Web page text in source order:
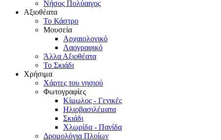
Νήσος Πολύαιγος
Αξιοθέατα
Το Κάστρο
Μουσεία
Αρχαιολογικό
Λαογραφικό
Άλλα Αξιοθέατα
Το Σκιάδι
Χρήσιμα
Χάρτες του νησιού
Φωτογραφίες
Κίμωλος - Γενικές
Ηλιοβασιλέματα
Σκιάδι
Χλωρίδα - Πανίδα
Δρομολόγια Πλοίων